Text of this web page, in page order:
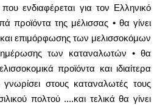
ενδιαφέρεται για τον Ελληνικό
προϊόντα της μέλισσας • θα γίνει
επιμόρφωσης των μελισσοκόμων
των καταναλωτών • θα
προϊόντα και ιδιαίτερα
στους καταναλωτές τους
πολτού ....και τελικά θα γίνει